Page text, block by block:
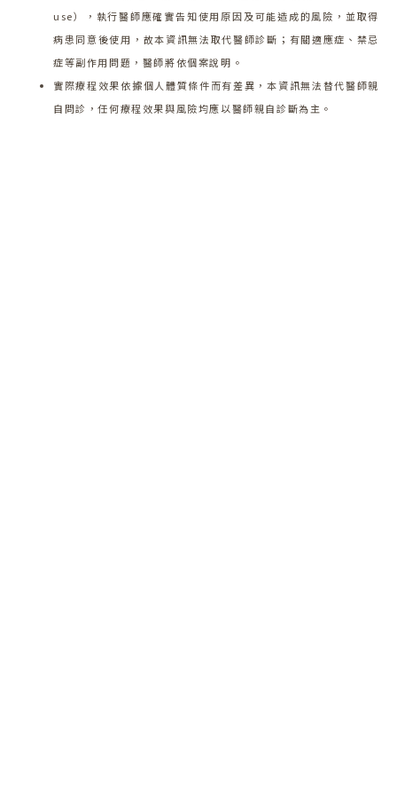
use），執行醫師應確實告知使用原因及可能造成的風險，並取得
病患同意後使用，故本資訊無法取代醫師診斷；有關適應症、禁忌
症等副作用問題，醫師將依個案說明。
實際療程效果依據個人體質條件而有差異，本資訊無法替代醫師親
自問診，任何療程效果與風險均應以醫師親自診斷為主。